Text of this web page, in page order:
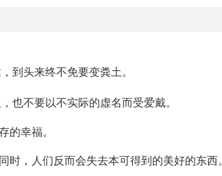
头来终不免要变粪土。
也不要以不实际的虚名而受爱戴。
幸福。
，人们反而会失去本可得到的美好的东西。